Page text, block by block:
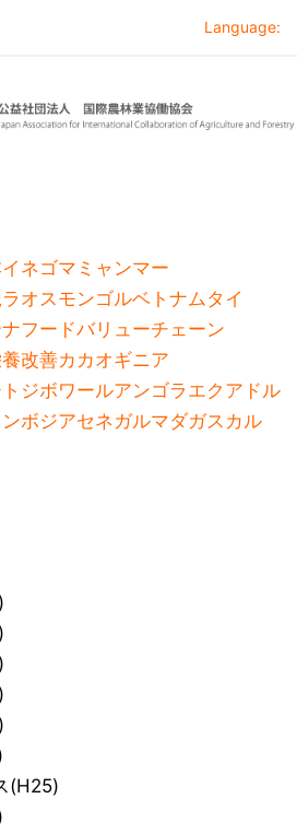
to
to
Language:
イネゴマ ミャンマー
ラオスモンゴルベトナムタイ
フードバリューチェーン
改善カカオギニア
ジボワールアンゴラ エクアドル
ボジアセネガルマダガスカル
(H25)